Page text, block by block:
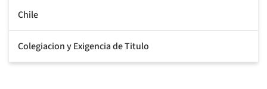
Chile
Colegiacion y Exigencia de Titulo